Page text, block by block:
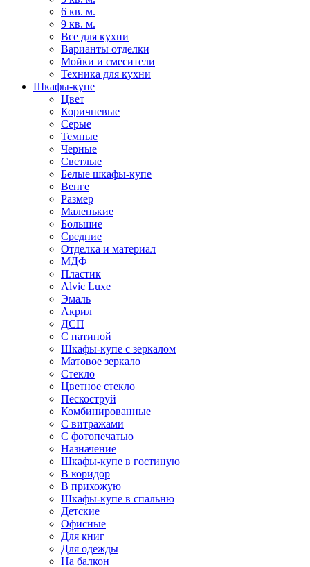
6 кв. м.
9 кв. м.
Все для кухни
Варианты отделки
Мойки и смесители
Техника для кухни
Шкафы-купе
Цвет
Коричневые
Серые
Темные
Черные
Светлые
Белые шкафы-купе
Венге
Размер
Маленькие
Большие
Средние
Отделка и материал
МДФ
Пластик
Alvic Luxe
Эмаль
Акрил
ДСП
С патиной
Шкафы-купе с зеркалом
Матовое зеркало
Стекло
Цветное стекло
Пескоструй
Комбинированные
С витражами
С фотопечатью
Назначение
Шкафы-купе в гостиную
В коридор
В прихожую
Шкафы-купе в спальню
Детские
Офисные
Для книг
Для одежды
На балкон